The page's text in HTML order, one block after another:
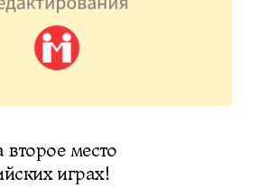
место
играх!